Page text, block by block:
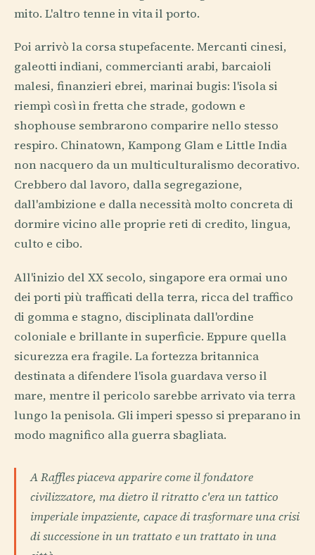
mito. L'altro tenne in vita il porto.
Poi arrivò la corsa stupefacente. Mercanti cinesi,
galeotti indiani, commercianti arabi, barcaioli
malesi, finanzieri ebrei, marinai bugis: l'isola si
riempì così in fretta che strade, godown e
shophouse sembrarono comparire nello stesso
respiro. Chinatown, Kampong Glam e Little India
non nacquero da un multiculturalismo decorativo.
Crebbero dal lavoro, dalla segregazione,
dall'ambizione e dalla necessità molto concreta di
dormire vicino alle proprie reti di credito, lingua,
culto e cibo.
All'inizio del XX secolo, singapore era ormai uno
dei porti più trafficati della terra, ricca del traffico
di gomma e stagno, disciplinata dall'ordine
coloniale e brillante in superficie. Eppure quella
sicurezza era fragile. La fortezza britannica
destinata a difendere l'isola guardava verso il
mare, mentre il pericolo sarebbe arrivato via terra
lungo la penisola. Gli imperi spesso si preparano in
modo magnifico alla guerra sbagliata.
A Raffles piaceva apparire come il fondatore
civilizzatore, ma dietro il ritratto c'era un tattico
imperiale impaziente, capace di trasformare una crisi
di successione in un trattato e un trattato in una